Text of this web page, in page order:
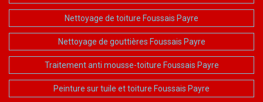
Nettoyage de toiture Foussais Payre
Nettoyage de gouttières Foussais Payre
Traitement anti mousse-toiture Foussais Payre
Peinture sur tuile et toiture Foussais Payre